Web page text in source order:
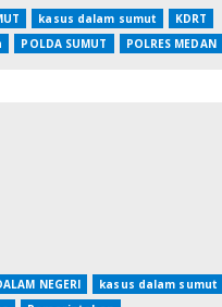
kasus dalam sumut
KDRT
POLDA SUMUT POLRES MEDAN
NEGERI
kasus dalam sumut